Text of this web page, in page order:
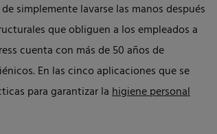
simplemente lavarse las manos después
que obliguen a los empleados a
cuenta con más de 50 años de
En las cinco aplicaciones que se
para garantizar lahigiene personal